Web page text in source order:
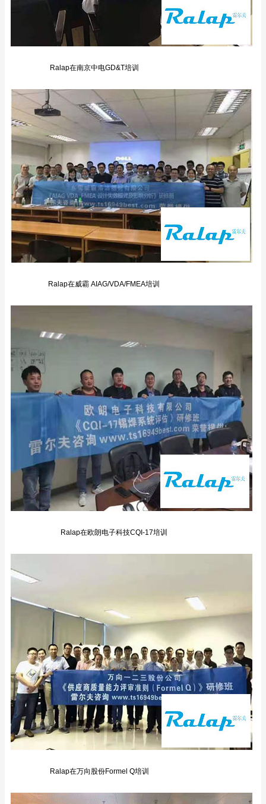
Ralap在南京中电GD&T培训
Ralap在威霸 AIAG/VDA/FMEA培训
Ralap在欧朗电子科技CQI-17培训
Ralap在万向股份Formel Q培训